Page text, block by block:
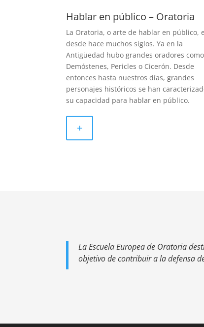
Hablar en público – Oratoria
La Oratoria, o arte de hablar en público,
desde hace muchos siglos. Ya en la
Antigüedad hubo grandes oradores como
Demóstenes, Pericles o Cicerón. Desde
entonces hasta nuestros días, grandes
personajes históricos se han
su capacidad para hablar en público.
+
La Escuela Europea de Oratoria
objetivo de contribuir a la defensa